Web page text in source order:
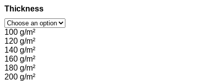
Thickness
100 g/m²
120 g/m²
140 g/m²
160 g/m²
180 g/m²
200 g/m²